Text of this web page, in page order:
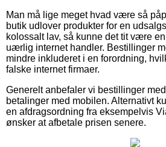
Man må lige meget hvad være så
butik udlover produkter for en
kolossalt lav, så kunne det tit være
uærlig internet handler. Bestillinger
mindre inkluderet i en forordning,
falske internet firmaer.
Generelt anbefaler vi bestillinger
betalinger med mobilen. Alternativt
en afdragsordning fra eksempelvis
ønsker at afbetale prisen senere.